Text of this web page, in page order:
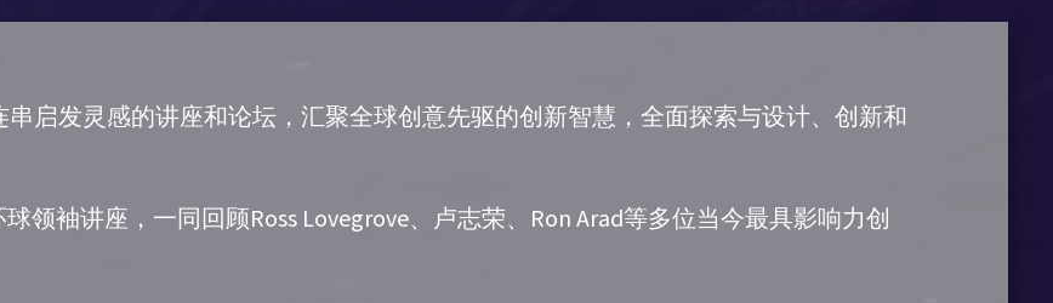
串启发灵感的讲座和论坛，汇聚全球创意先驱的创新智慧，全面探索与设计、创新和
领袖讲座，一同回顾Ross Lovegrove、卢志荣、Ron Arad等多位当今最具影响力创